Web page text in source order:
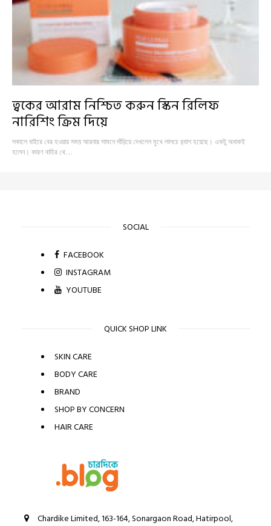
ত্বকের আরাম নিশ্চিত করুন স্কিন রিলিফ
নারিশিং ক্রিম দিয়ে
সকালে বাইরে বের হওয়ার সময় আয়নার সামনে দাঁড়িয়ে দেখলেন মুখে লালচে র‍্যাশ হয়েছে। একটু অবাকই
হলেন। কারণ বাহির থে…
SOCIAL
FACEBOOK
INSTAGRAM
YOUTUBE
QUICK SHOP LINK
SKIN CARE
BODY CARE
BRAND
SHOP BY CONCERN
HAIR CARE
Chardike Limited, 163-164, Sonargaon Road, Hatirpool,